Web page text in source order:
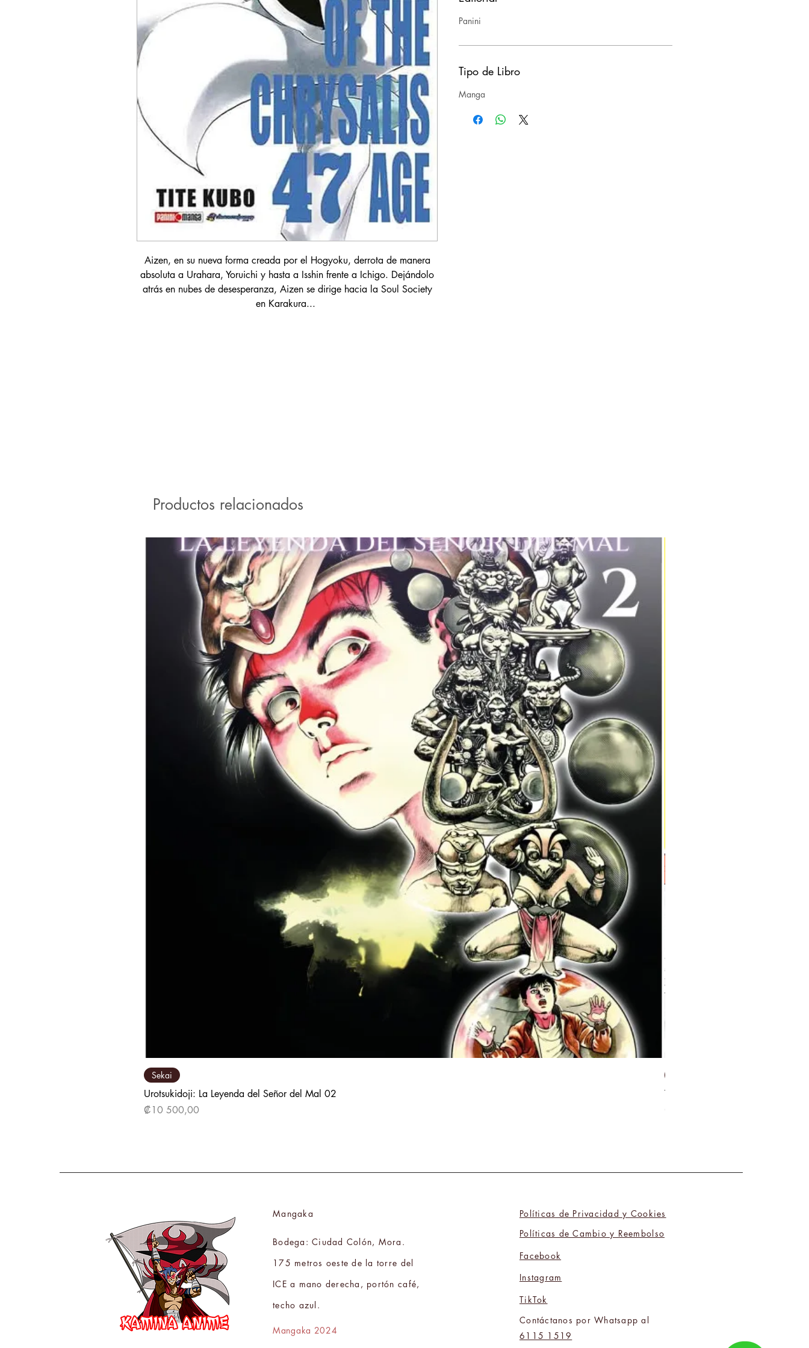
Aizen, en su nueva forma creada por el Hogyoku, derrota de manera
absoluta a Urahara, Yoruichi y hasta a Isshin frente a Ichigo. Dejándolo
atrás en nubes de desesperanza, Aizen se dirige hacia la Soul Society
en Karakura...
Panini
Tipo de Libro
Manga
Productos relacionados
Sekai
Urotsukidoji: La Leyenda del Señor del Mal 02
Precio
₡10 500,00
Tú y Yo Somos Polos Opuestos 06
Mangaka
Bodega: Ciudad Colón, Mora.
175 metros oeste de la torre del
ICE a mano derecha, portón café,
techo azul.
Mangaka 2024
Políticas de Privacidad y Cookies
Políticas de Cambio y Reembolso
Facebook
Instagram
TikTok
Contáctanos por Whatsapp al
6115 1519